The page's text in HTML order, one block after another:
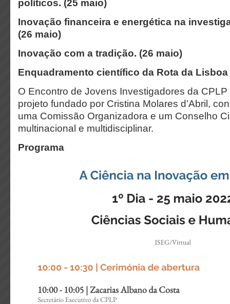
políticos. (25 maio)
Inovação financeira e energética na
(26 maio)
Inovação com a tradição. (26 maio)
Enquadramento científico da Rota da Lisboa
O Encontro de Jovens Investigadores da
projeto fundado por Cristina Molares d’Abril,
uma Comissão Organizadora e um Conselho
multinacional e multidisciplinar.
Programa